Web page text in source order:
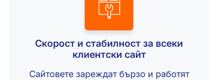
Скорост и стабилност за всеки
клиентски сайт
Сайтовете зареждат бързо и работят